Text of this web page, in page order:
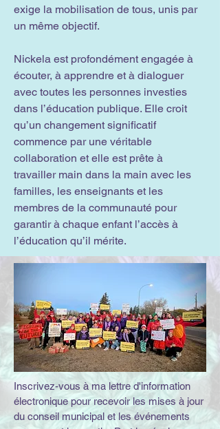
exige la mobilisation de tous, unis par
un même objectif.
Nickela est profondément engagée à
écouter, à apprendre et à dialoguer
avec toutes les personnes investies
dans l’éducation publique. Elle croit
qu’un changement significatif
commence par une véritable
collaboration et elle est prête à
travailler main dans la main avec les
familles, les enseignants et les
membres de la communauté pour
garantir à chaque enfant l’accès à
l’éducation qu’il mérite.
Inscrivez-vous à ma lettre d'information
électronique pour recevoir les mises à jour
du conseil municipal et les événements